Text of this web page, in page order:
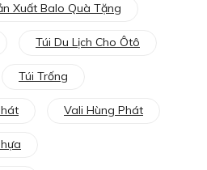
Xuất Balo Quà Tặng
Túi Du Lịch Cho Ôtô
Túi Trống
Vali Hùng Phát